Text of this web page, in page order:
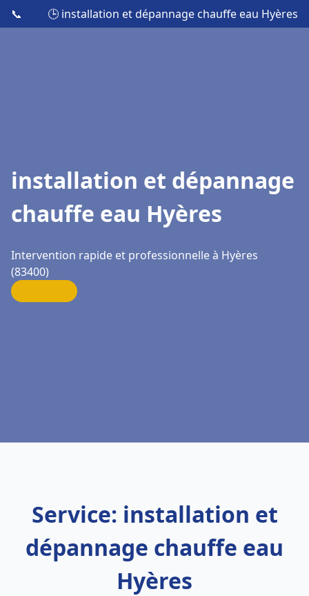
📞 🕒 installation et dépannage chauffe eau Hyères
installation et dépannage
chauffe eau Hyères
Intervention rapide et professionnelle à Hyères
(83400)
Service: installation et
dépannage chauffe eau
Hyères